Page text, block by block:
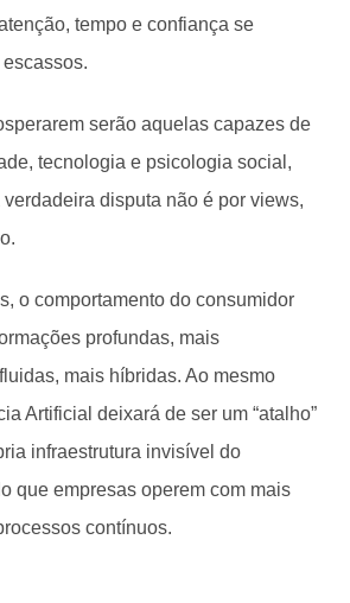
tempo e confiança se
serão aquelas capazes de
tecnologia e psicologia social,
disputa não é por views,
o comportamento do consumidor
profundas, mais
mais híbridas. Ao mesmo
Artificial deixará de ser um “atalho”
infraestrutura invisível do
que empresas operem com mais
contínuos.